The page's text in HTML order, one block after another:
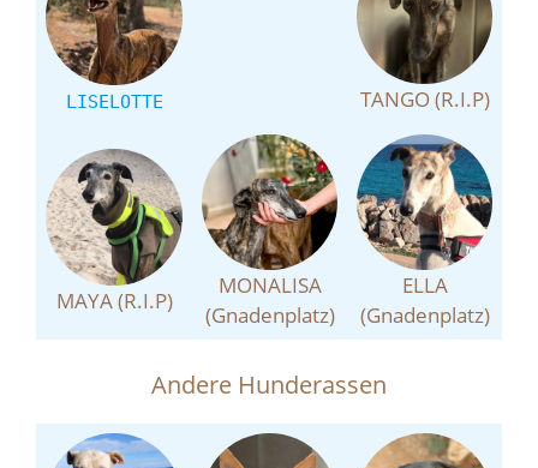
LISELOTTE TANGO (R.I.P)
MAYA (R.I.P)
MONALISA
(Gnadenplatz)
ELLA
(Gnadenplatz)
Andere Hunderassen